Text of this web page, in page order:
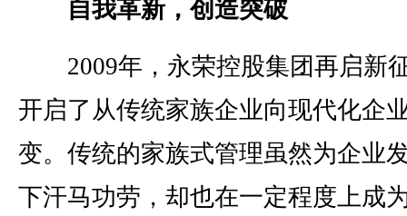
自我革新，创造突破
2009年，永荣控股集团再启新
开启了从传统家族企业向现代化企
变。传统的家族式管理虽然为企业
下汗马功劳，却也在一定程度上成